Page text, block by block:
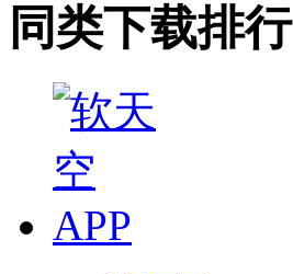
同类下载排行